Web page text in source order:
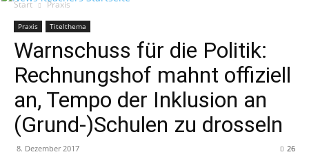
Start Praxis
Praxis Titelthema
Warnschuss für die Politik:
Rechnungshof mahnt offiziell
an, Tempo der Inklusion an
(Grund-)Schulen zu drosseln
8. Dezember 2017 26